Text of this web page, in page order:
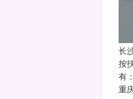
长
按
有
重